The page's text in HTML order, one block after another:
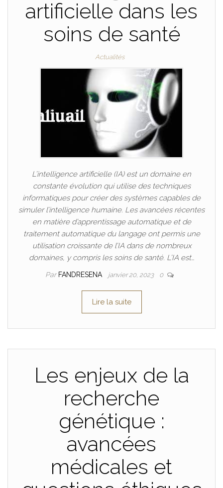
artificielle dans les
soins de santé
Actualités
L’intelligence artificielle (IA) est un domaine en
constante évolution qui utilise des techniques
informatiques pour créer des systèmes capables de
simuler l’intelligence humaine. Les avancées récentes
en matière d’apprentissage automatique et de
traitement automatique du langage ont permis une
utilisation croissante de l’IA dans de nombreux
domaines, y compris les soins de santé. L’IA est…
Par FANDRESENA janvier 20, 2023 0
Lire la suite
Les enjeux de la
recherche
génétique :
avancées
médicales et